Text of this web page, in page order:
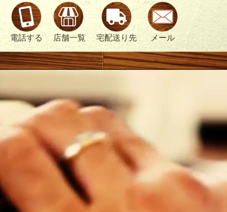
電話する 店舗一覧 宅配送り先 メール